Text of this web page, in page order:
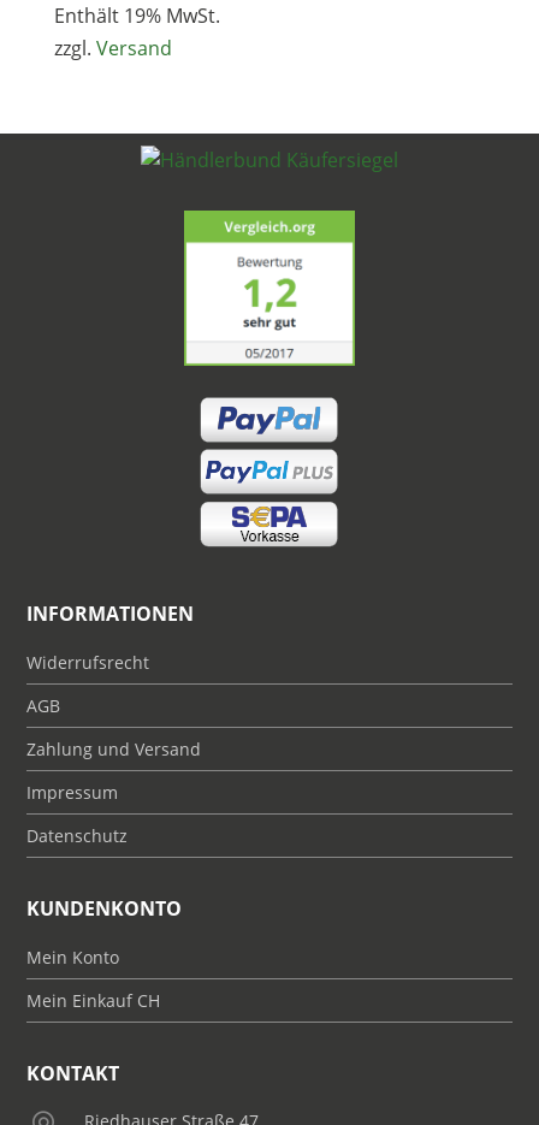
23,79 €
Enthält 19% MwSt.
zzgl. Versand
INFORMATIONEN
Widerrufsrecht
AGB
Zahlung und Versand
Impressum
Datenschutz
KUNDENKONTO
Mein Konto
Mein Einkauf CH
KONTAKT